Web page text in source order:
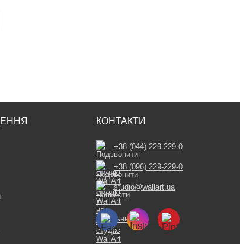
КОНТАКТИ
+38 (044) 229-229-0
+38 (096) 229-229-0
studio@wallart.ua